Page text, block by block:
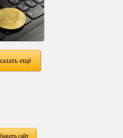
ещё
сайт